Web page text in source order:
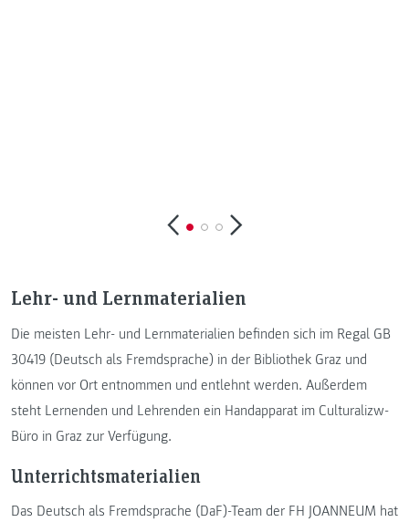
Lehr- und Lernmaterialien
Die meisten Lehr- und Lernmaterialien befinden sich im Regal GB
30419 (Deutsch als Fremdsprache) in der Bibliothek Graz und
können vor Ort entnommen und entlehnt werden. Außerdem
steht Lernenden und Lehrenden ein Handapparat im Culturalizw-
Büro in Graz zur Verfügung.
Unterrichtsmaterialien
Das Deutsch als Fremdsprache (DaF)-Team der FH JOANNEUM hat